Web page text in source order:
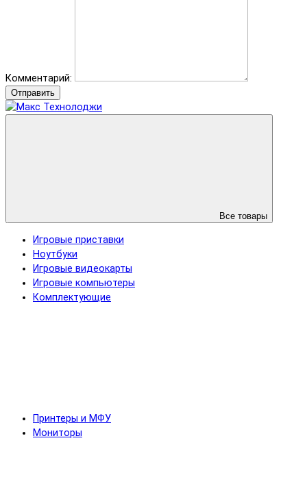
Комментарий:
Отправить
Все товары
Игровые приставки
Ноутбуки
Игровые видеокарты
Игровые компьютеры
Комплектующие
Принтеры и МФУ
Мониторы